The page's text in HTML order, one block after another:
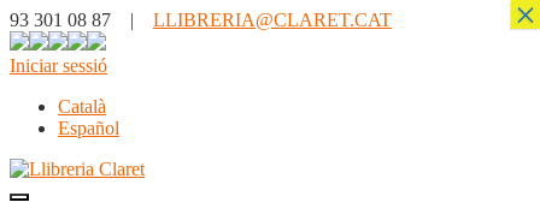
93 301 08 87 | LLIBRERIA@CLARET.CAT
Iniciar sessió
Català
Español
×